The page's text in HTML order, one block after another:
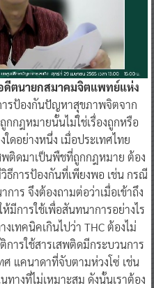
ดีตนายกสมาคมจิตแพทย์แห่ง
ารป้องกันปัญหาสุขภาพจิตจาก
กฎหมายนั้นไม่ใช่เรื่องถูกหรือ
ดอย่างหนึ่ง เมื่อประเทศไทย
พติดมาเป็นพืชที่ถูกกฎหมาย ต้อง
ธีการป้องกันที่เพียงพอ เช่น กรณี
าร จึงต้องถามต่อว่าเมื่อเข้าถึง
มีการใช้เพื่อสันทนาการอย่างไร
เทคนิคเกินไปว่า THC ต้องไม่
ารใช้สารเสพติดมีกระบวนการ
ศ แคนาดาที่จับตามห่วงโซ่ เช่น
ทางที่ไม่เหมาะสม ดังนั้นเราต้อง